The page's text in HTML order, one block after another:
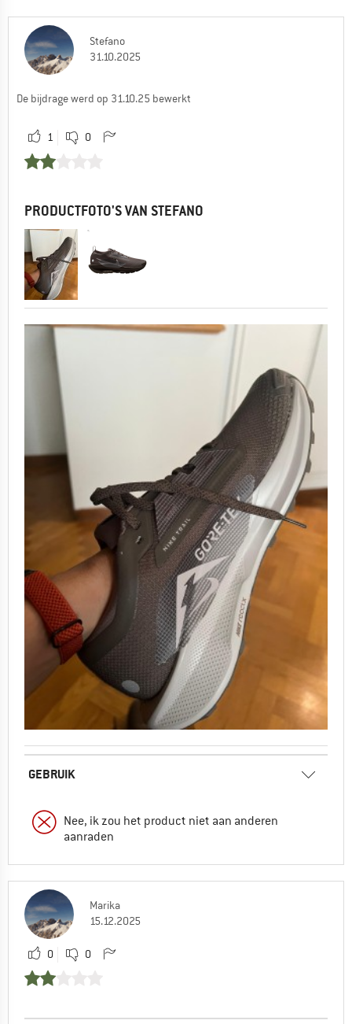
Stefano
31.10.2025
De bijdrage werd op 31.10.25 bewerkt
1 0
PRODUCTFOTO'S VAN STEFANO
GEBRUIK
Nee, ik zou het product niet aan anderen
aanraden
Marika
15.12.2025
0 0